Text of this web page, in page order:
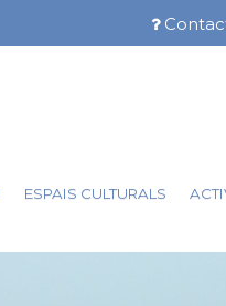
Menú
ESPAIS CULTURALS